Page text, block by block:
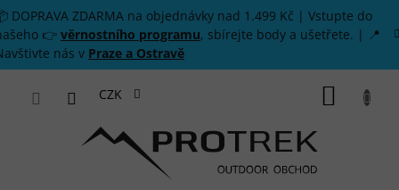
Přejít na obsah
DOPRAVA ZDARMA na objednávky nad 1.499 Kč | Vstupte do
👉 věrnostního programu, sbírejte body a ušetřete. | 📍
nás v Praze a Ostravě
CZK